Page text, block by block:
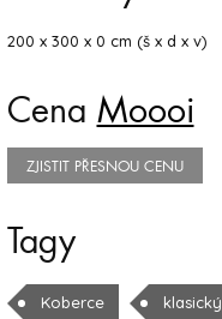
200 x 300 x 0 cm (š x d x v)
Cena Moooi
ZJISTIT PŘESNOU CENU
Tagy
Koberce klasický